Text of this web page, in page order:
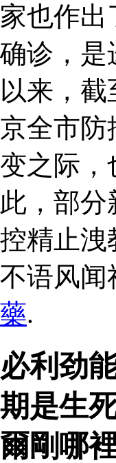
家也作出
确诊，是
以来，
京全市防
变之际
此，部
控精止洩
不语风
藥.
必利劲
期是生
爾剛哪